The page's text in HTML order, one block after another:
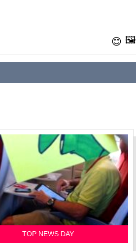
😊 🖼️
TOP NEWS DAY